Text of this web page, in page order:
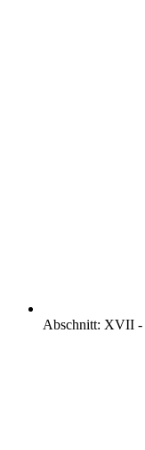
Abschnitt: XVII -